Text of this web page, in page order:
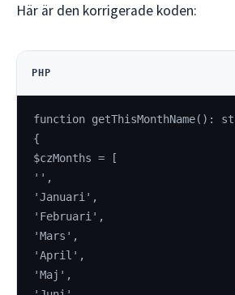
Här är den korrigerade koden:
PHP
function getThisMonthName():
{
$czMonths = [
'',
'Januari',
'Februari',
'Mars',
'April',
'Maj',